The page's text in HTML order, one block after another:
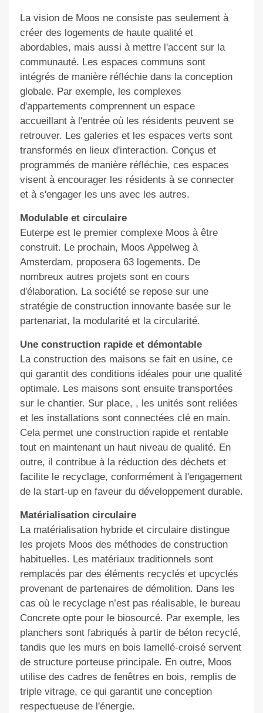
La vision de Moos ne consiste pas seulement à
créer des logements de haute qualité et
abordables, mais aussi à mettre l'accent sur la
communauté. Les espaces communs sont
intégrés de manière réfléchie dans la conception
globale. Par exemple, les complexes
d'appartements comprennent un espace
accueillant à l'entrée où les résidents peuvent se
retrouver. Les galeries et les espaces verts sont
transformés en lieux d'interaction. Conçus et
programmés de manière réfléchie, ces espaces
visent à encourager les résidents à se connecter
et à s'engager les uns avec les autres.
Modulable et circulaire
Euterpe est le premier complexe Moos à être
construit. Le prochain, Moos Appelweg à
Amsterdam, proposera 63 logements. De
nombreux autres projets sont en cours
d'élaboration. La société se repose surune
stratégie de construction innovante basée sur le
partenariat, la modularité et la circularité.
Uneconstruction rapide et démontable
La construction des maisons se fait en usine, ce
qui garantit des conditions idéales pour une qualité
optimale. Les maisons sont ensuite transportées
sur le chantier. Sur place, , les unités sont reliées
et les installations sont connectées clé en main.
Cela permet une construction rapide et rentable
tout en maintenant un haut niveau de qualité. En
outre, il contribue à la réduction des déchets et
facilite le recyclage, conformément à l'engagement
de la start-up en faveur du développement durable.
Matérialisation circulaire
La matérialisation hybride et circulaire distingue
les projets Moos des méthodes de construction
habituelles. Les matériaux traditionnels sont
remplacés par des éléments recyclés et upcyclés
provenant de partenaires de démolition. Dans les
cas où le recyclage n’est pas réalisable, le bureau
Concrete opte pour le biosourcé. Par exemple, les
planchers sont fabriqués à partir de béton recyclé,
tandis que les murs en bois lamellé-croisé servent
de structure porteuse principale. En outre, Moos
utilise des cadres de fenêtres en bois, remplis de
triple vitrage, ce qui garantit une conception
respectueuse de l'énergie.